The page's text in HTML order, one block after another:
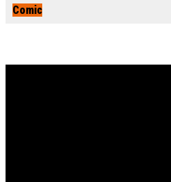
Comic